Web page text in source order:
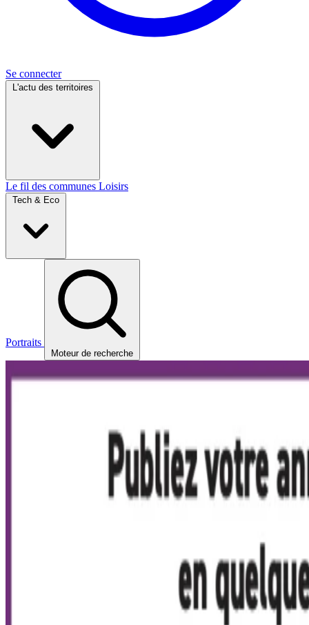
Se connecter
L'actu des territoires
Le fil des communes Loisirs
Tech & Eco
Portraits
Moteur de recherche